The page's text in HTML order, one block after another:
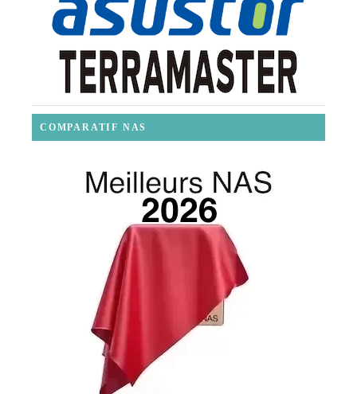
COMPARATIF NAS